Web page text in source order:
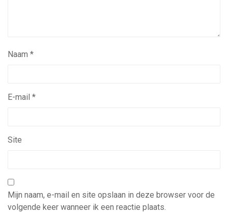
Naam *
E-mail *
Site
Mijn naam, e-mail en site opslaan in deze browser voor de
volgende keer wanneer ik een reactie plaats.